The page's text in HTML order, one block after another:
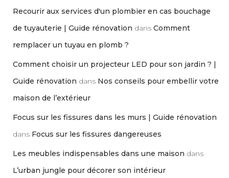
Recourir aux services d'un plombier en cas bouchage
de tuyauterie | Guide rénovation dans Comment
remplacer un tuyau en plomb ?
Comment choisir un projecteur LED pour son jardin ? |
Guide rénovation dans Nos conseils pour embellir votre
maison de l’extérieur
Focus sur les fissures dans les murs | Guide rénovation
dans Focus sur les fissures dangereuses
Les meubles indispensables dans une maison dans
L’urban jungle pour décorer son intérieur